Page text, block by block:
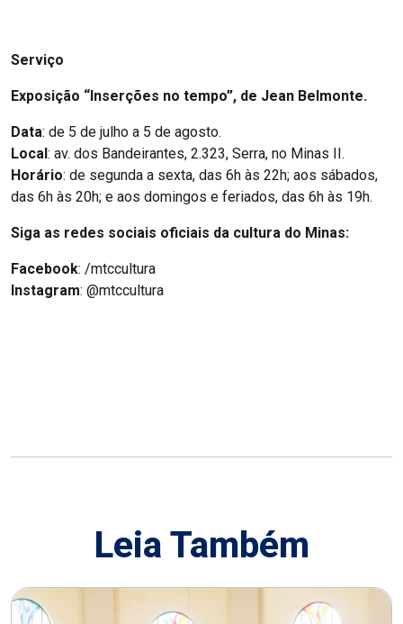
Serviço
Exposição “Inserções no tempo”, de Jean Belmonte.
Data: de 5 de julho a 5 de agosto.
Local : av. dos Bandeirantes, 2.323, Serra, no Minas II.
Horário: de segunda a sexta, das 6h às 22h; aos sábados,
das 6h às 20h; e aos domingos e feriados, das 6h às 19h.
Siga as redes sociais oficiais da cultura do Minas:
Facebook: /mtccultura
Instagram: @mtccultura
Leia Também